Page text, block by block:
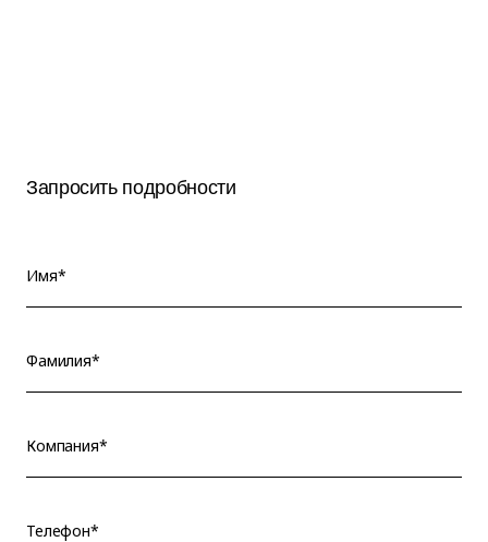
Запросить подробности
Имя*
Фамилия*
Компания*
Телефон*